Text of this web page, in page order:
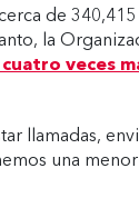
de
la
veces
llamadas,
una